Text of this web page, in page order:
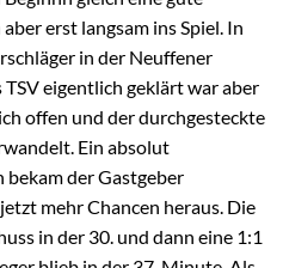
erst langsam ins Spiel. In
in der Neuffener
eigentlich geklärt war aber
offen und der durchgesteckte
Ein absolut
bekam der Gastgeber
mehr Chancen heraus. Die
in der 30. und dann eine 1:1